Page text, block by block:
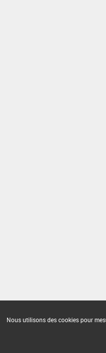
Nous utilisons des cookies pour